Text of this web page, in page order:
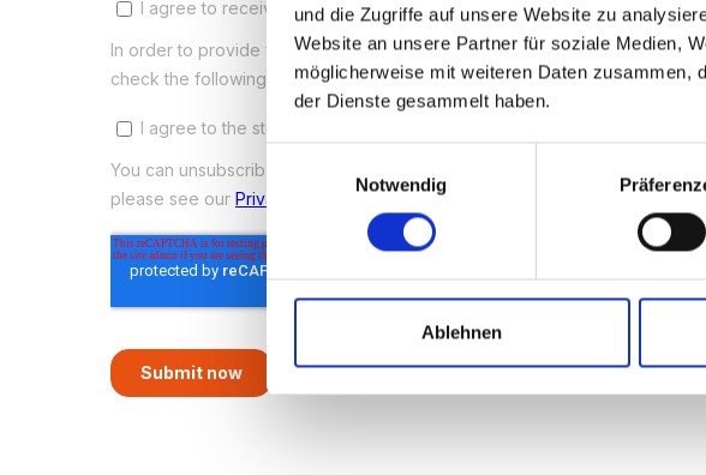
und die Zugriffe auf unsere Website zu
Website an unsere Partner für soziale Medien,
möglicherweise mit weiteren Daten zusammen,
der Dienste gesammelt haben.
Notwendig
Ablehnen